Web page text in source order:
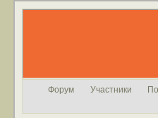
Форум Участники